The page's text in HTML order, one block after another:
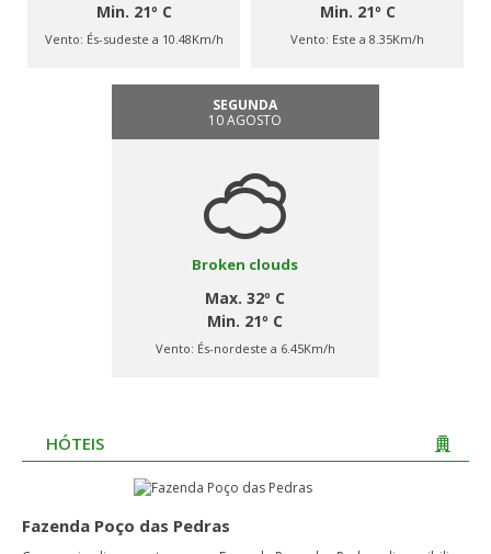
Min. 21º C
Vento: És-sudeste a 10.48Km/h
Min. 21º C
Vento: Este a 8.35Km/h
SEGUNDA
10 AGOSTO
Broken clouds
Max. 32º C
Min. 21º C
Vento: És-nordeste a 6.45Km/h
HÓTEIS
Fazenda Poço das Pedras